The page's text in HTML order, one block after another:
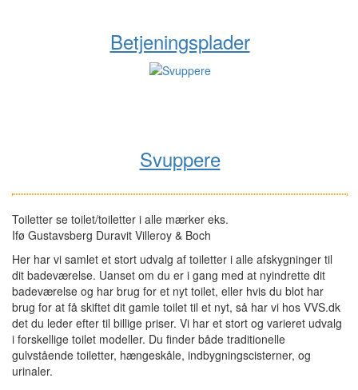
Betjeningsplader
Svuppere
Toiletter se toilet/toiletter i alle mærker eks.
Ifø Gustavsberg Duravit Villeroy & Boch
Her har vi samlet et stort udvalg af toiletter i alle afskygninger til
dit badeværelse. Uanset om du er i gang med at nyindrette dit
badeværelse og har brug for et nyt toilet, eller hvis du blot har
brug for at få skiftet dit gamle toilet til et nyt, så har vi hos VVS.dk
det du leder efter til billige priser. Vi har et stort og varieret udvalg
i forskellige toilet modeller. Du finder både traditionelle
gulvstående toiletter, hængeskåle, indbygningscisterner, og
urinaler.